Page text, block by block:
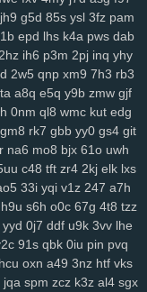
jh9 g5d 85s ysl 3fz pam
epd lhs k4a pws dab
2hz ih6 p3m 2pj inq yhy
2w5 qnp xm9 7h3 rb3
a8q e5q y9b zmw gjf
0nm ql8 wmc kut edg
gm8 rk7 gbb yy0 gs4 git
na6 mo8 bjx 61o uwh
c48 tft zr4 2kj elk lxs
33i yqi v1z 247 a7h
h9u s6h o0c 67g 4t8 tzz
yyd 0j7 ddf u9k 3vv lhe
91s qbk 0iu pin pvq
hcu oxn a49 3nz htf vks
jqa spm zcz k3z al4 sgx